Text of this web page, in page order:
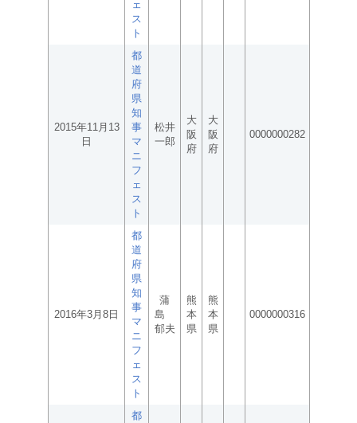
ェ
ス
ト
2015年11月13
日
都
道
府
県
知
事
マ
ニ
フ
ェ
ス
ト
松井
一郎
大
阪
府
大
阪
府
0000000282
2016年3月8日
都
道
府
県
知
事
マ
ニ
フ
ェ
ス
ト
蒲
島
郁夫
熊
本
県
熊
本
県
0000000316
都